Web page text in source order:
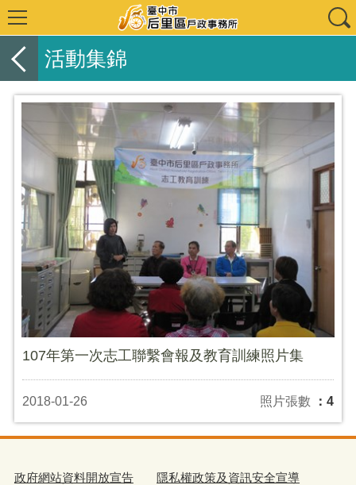
活動集錦
107年第一次志工聯繫會報及教育訓練照片集
2018-01-26 照片張數 ：4
政府網站資料開放宣告 隱私權政策及資訊安全宣導